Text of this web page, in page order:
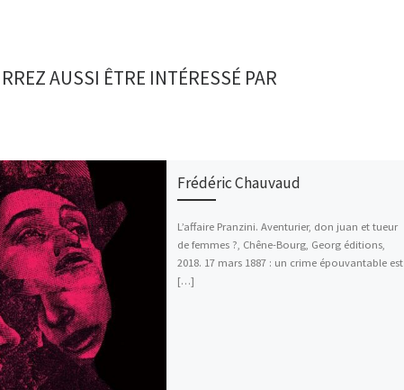
AUSSI ÊTRE INTÉRESSÉ PAR
Frédéric Chauvaud
L’affaire Pranzini. Aventurier, don juan et tueur
de femmes ?, Chêne-Bourg, Georg éditions,
2018. 17 mars 1887 : un crime épouvantable est
[…]